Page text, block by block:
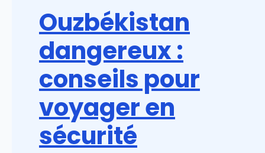
Ouzbékistan
dangereux :
conseils pour
voyager en
sécurité